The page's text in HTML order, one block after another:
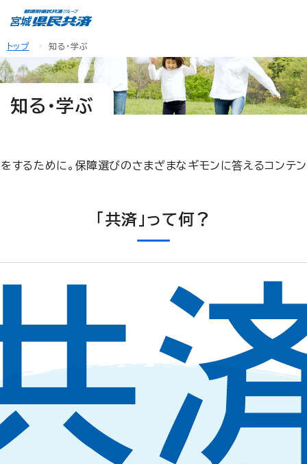
トップ 知る・学ぶ
知る・学ぶ
するために。保障選びのさまざまなギモンに答えるコンテ
「共済」って何？